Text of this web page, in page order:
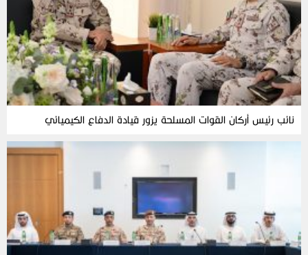
نائب رئيس أركان القوات المسلحة يزور قيادة الدفاع الكيميائي